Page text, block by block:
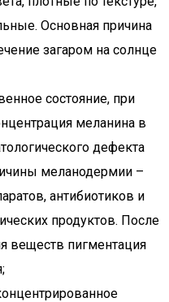
Основная причина
загаром на солнце
состояние, при
меланина в
дефекта
меланодермии –
антибиотиков и
продуктов. После
веществ пигментация